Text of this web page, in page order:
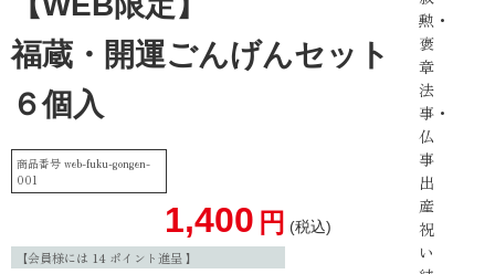
勲・
褒
章
法
事・
仏
事
出
産
祝
い
福蔵・開運ごんげんセット
６個入
商品番号 web-fuku-gongen-
001
1,400
税込
【会員様には 14 ポイント進呈 】